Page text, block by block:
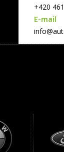
+420
E-mail